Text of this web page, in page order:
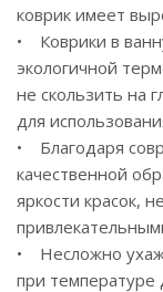
коврик имеет
• Коврики в
экологичной
не скользить на
для
• Благодаря
качественной
яркости красок,
• Несложно
при